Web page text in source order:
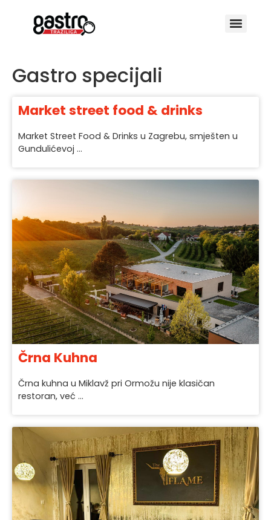
Gastro specijali
Market street food & drinks
Market Street Food & Drinks u Zagrebu, smješten u
Gundulićevoj ...
Črna Kuhna
Črna kuhna u Miklavž pri Ormožu nije klasičan
restoran, već ...